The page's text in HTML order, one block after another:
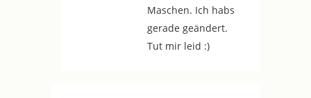
Maschen. Ich habs
gerade geändert.
Tut mir leid :)